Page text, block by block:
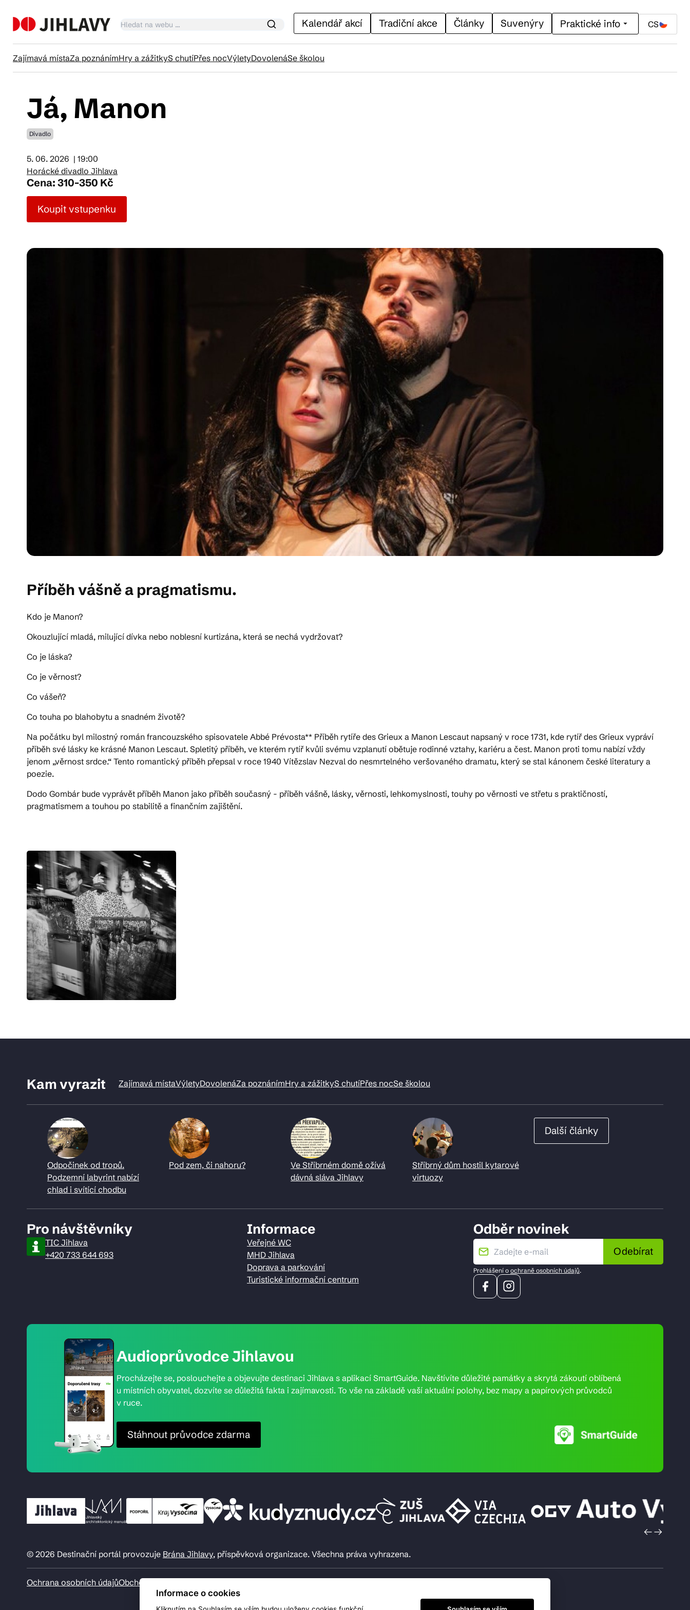
Kalendář akcí Tradiční akce Články Suvenýry Praktické info CS
Zajímavá místaZa poznánímHry a zážitkyS chutíPřes nocVýletyDovolenáSe školou
CS EN DE
© 2026 Brána Jihlavy
Já, Manon
Divadlo
5. 06. 2026 | 19:00
Horácké divadlo Jihlava
Cena: 310-350 Kč
Koupit vstupenku
Příběh vášně a pragmatismu.
Kdo je Manon?
Okouzlující mladá, milující dívka nebo noblesní kurtizána, která se nechá vydržovat?
Co je láska?
Co je věrnost?
Co vášeň?
Co touha po blahobytu a snadném životě?
Na počátku byl milostný román francouzského spisovatele Abbé Prévosta** Příběh rytíře des Grieux a Manon Lescaut napsaný v roce 1731, kde rytíř des Grieux vypráví
příběh své lásky ke krásné Manon Lescaut. Spletitý příběh, ve kterém rytíř kvůli svému vzplanutí obětuje rodinné vztahy, kariéru a čest. Manon proti tomu nabízí vždy
jenom „věrnost srdce.“ Tento romantický příběh přepsal v roce 1940 Vítězslav Nezval do nesmrtelného veršovaného dramatu, který se stal kánonem české literatury a
poezie.
Dodo Gombár bude vyprávět příběh Manon jako příběh současný - příběh vášně, lásky, věrnosti, lehkomyslnosti, touhy po věrnosti ve střetu s praktičností,
pragmatismem a touhou po stabilitě a finančním zajištění.
Kam vyrazit Zajímavá místaVýletyDovolenáZa poznánímHry a zážitkyS chutíPřes nocSe školou
Odpočinek od tropů.
Podzemní labyrint nabízí
chlad i svítící chodbu
Pod zem, či nahoru?
Ve Stříbrném domě ožívá
dávná sláva Jihlavy
Stříbrný dům hostil kytarové
virtuozy
Další články
Pro návštěvníky
TIC Jihlava
+420 733 644 693
Informace
Veřejné WC
MHD Jihlava
Doprava a parkování
Turistické informační centrum
Odběr novinek
Odebírat
Prohlášení o ochraně osobních údajů.
Audioprůvodce Jihlavou
Procházejte se, poslouchejte a objevujte destinaci Jihlava s aplikací SmartGuide. Navštívíte důležité památky a skrytá zákoutí oblíbená
u místních obyvatel, dozvíte se důležitá fakta i zajímavosti. To vše na základě vaší aktuální polohy, bez mapy a papírových průvodců
v ruce.
Stáhnout průvodce zdarma
© 2026 Destinační portál provozuje Brána Jihlavy, příspěvková organizace. Všechna práva vyhrazena.
Ochrana osobních údajůObchodní podmínky
Informace o cookies